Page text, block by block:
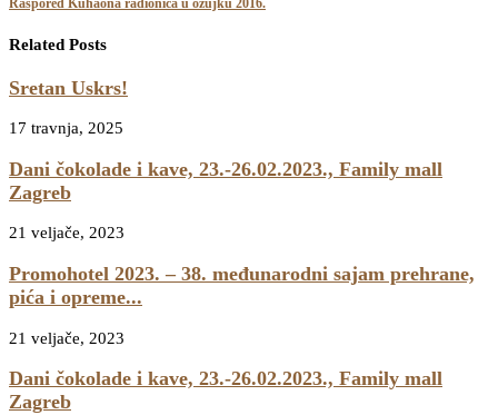
Raspored Kuhaona radionica u ožujku 2016.
Related Posts
Sretan Uskrs!
17 travnja, 2025
Dani čokolade i kave, 23.-26.02.2023., Family mall
Zagreb
21 veljače, 2023
Promohotel 2023. – 38. međunarodni sajam prehrane,
pića i opreme...
21 veljače, 2023
Dani čokolade i kave, 23.-26.02.2023., Family mall
Zagreb